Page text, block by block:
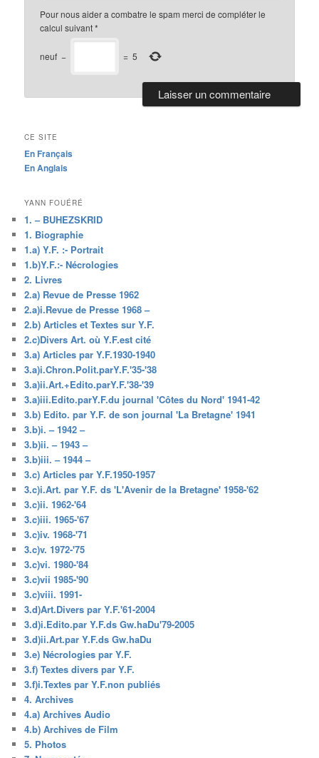
Pour nous aider a combatre le spam merci de compléter le
calcul suivant*
neuf − = 5
CE SITE
En Français
En Anglais
YANN FOUÉRÉ
1. – BUHEZSKRID
1. Biographie
1.a) Y.F. :- Portrait
1.b)Y.F.:- Nécrologies
2. Livres
2.a) Revue de Presse 1962
2.a)i.Revue de Presse 1968 –
2.b) Articles et Textes sur Y.F.
2.c)Divers Art. où Y.F.est cité
3.a) Articles par Y.F.1930-1940
3.a)i.Chron.Polit.parY.F.'35-'38
3.a)ii.Art.+Edito.parY.F.'38-'39
3.a)iii.Edito.parY.F.du journal 'Côtes du Nord' 1941-42
3.b) Edito. par Y.F. de son journal 'La Bretagne' 1941
3.b)i. – 1942 –
3.b)ii. – 1943 –
3.b)iii. – 1944 –
3.c) Articles par Y.F.1950-1957
3.c)i.Art. par Y.F. ds 'L'Avenir de la Bretagne' 1958-'62
3.c)ii. 1962-'64
3.c)iii. 1965-'67
3.c)iv. 1968-'71
3.c)v. 1972-'75
3.c)vi. 1980-'84
3.c)vii 1985-'90
3.c)viii. 1991-
3.d)Art.Divers par Y.F.'61-2004
3.d)i.Edito.par Y.F.ds Gw.haDu'79-2005
3.d)ii.Art.par Y.F.ds Gw.haDu
3.e) Nécrologies par Y.F.
3.f) Textes divers par Y.F.
3.f)i.Textes par Y.F.non publiés
4. Archives
4.a) Archives Audio
4.b) Archives de Film
5. Photos